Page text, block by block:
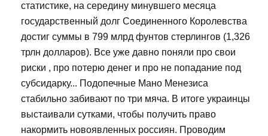
статистике, на середину минувшего месяца
государственный долг Соединенного Королевства
достиг суммы в 799 млрд фунтов стерлингов (1,326
трлн долларов). Все уже давно поняли про свои
риски , про потерю денег и про не попадание под
субсидарку... Подопечные Мано Менезиса
стабильно забивают по три мяча. В итоге украинцы
выстаивали сутками, чтобы получить право
накормить новоявленных россиян. Проводим